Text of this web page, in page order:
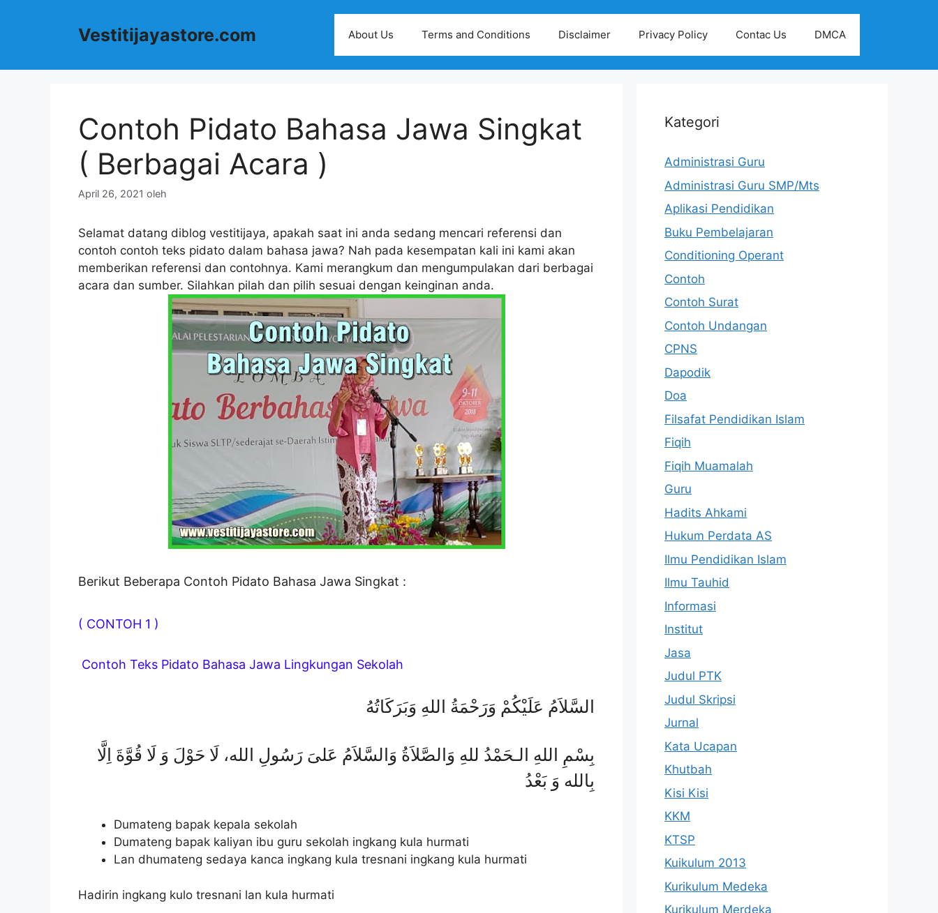
Vestitijayastore.com About Us Terms and Conditions Disclaimer Privacy Policy Contac Us DMCA
Contoh Pidato Bahasa Jawa Singkat
( Berbagai Acara )
April 26, 2021 oleh
Selamat datang diblog vestitijaya, apakah saat ini anda sedang mencari referensi dan
contoh contoh teks pidato dalam bahasa jawa? Nah pada kesempatan kali ini kami akan
memberikan referensi dan contohnya. Kami merangkum dan mengumpulakan dari berbagai
acara dan sumber. Silahkan pilah dan pilih sesuai dengan keinginan anda.
Berikut Beberapa Contoh Pidato Bahasa Jawa Singkat :
( CONTOH 1 )
Contoh Teks Pidato Bahasa Jawa Lingkungan Sekolah
السَّلاَمُ عَلَيْكُمْ وَرَحْمَةُ اللهِ وَبَرَكَاتُهُ
بِسْمِ اللهِ الـحَمْدُ للهِ وَالصَّلاَةُ وَالسَّلاَمُ عَلىَ رَسُولِ الله، لَا حَوْلَ وَ لَا قُوَّةَ اِلَّا
بِالله وَ بَعْدُ
Dumateng bapak kepala sekolah
Dumateng bapak kaliyan ibu guru sekolah ingkang kula hurmati
Lan dhumateng sedaya kanca ingkang kula tresnani ingkang kula hurmati
Hadirin ingkang kulo tresnani lan kula hurmati
Kategori
Administrasi Guru
Administrasi Guru SMP/Mts
Aplikasi Pendidikan
Buku Pembelajaran
Conditioning Operant
Contoh
Contoh Surat
Contoh Undangan
CPNS
Dapodik
Doa
Filsafat Pendidikan Islam
Fiqih
Fiqih Muamalah
Guru
Hadits Ahkami
Hukum Perdata AS
Ilmu Pendidikan Islam
Ilmu Tauhid
Informasi
Institut
Jasa
Judul PTK
Judul Skripsi
Jurnal
Kata Ucapan
Khutbah
Kisi Kisi
KKM
KTSP
Kuikulum 2013
Kurikulum Medeka
Kurikulum Merdeka